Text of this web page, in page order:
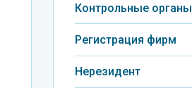
Контрольные органы
Регистрация фирм
Нерезидент